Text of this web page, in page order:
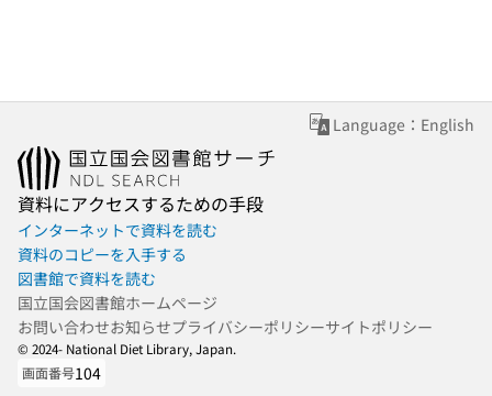
Language：English
資料にアクセスするための手段
インターネットで資料を読む
資料のコピーを入手する
図書館で資料を読む
国立国会図書館ホームページ
お問い合わせお知らせプライバシーポリシーサイトポリシー
© 2024- National Diet Library, Japan.
画面番号104